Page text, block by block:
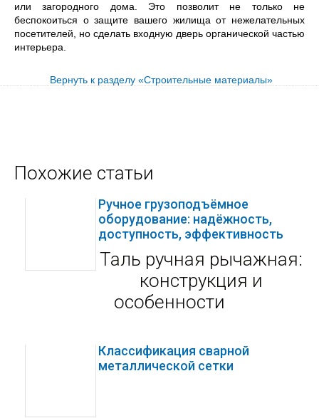
или загородного дома. Это позволит не только не
беспокоиться о защите вашего жилища от нежелательных
посетителей, но сделать входную дверь органической частью
интерьера.
Вернуть к разделу «Строительные материалы»
Похожие статьи
Ручное грузоподъёмное
оборудование: надёжность,
доступность, эффективность
Таль ручная рычажная:
конструкция и
особенности
Классификация сварной
металлической сетки